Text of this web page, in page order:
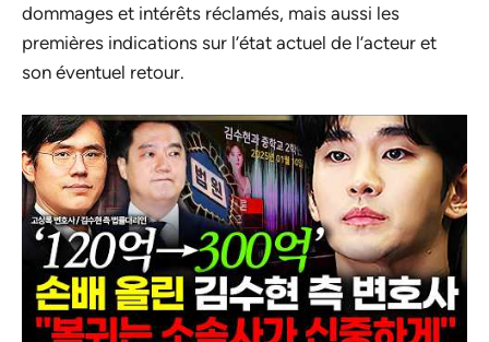
dommages et intérêts réclamés, mais aussi les
premières indications sur l’état actuel de l’acteur et
son éventuel retour.